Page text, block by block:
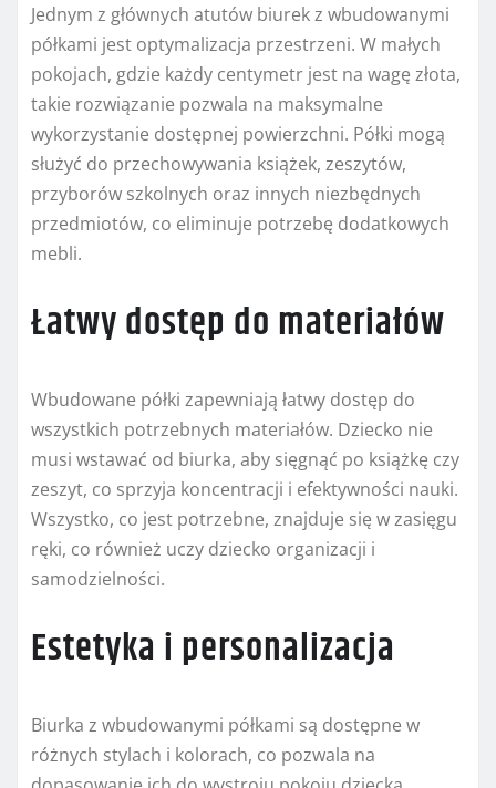
Jednym z głównych atutów biurek z wbudowanymi
półkami jest optymalizacja przestrzeni. W małych
pokojach, gdzie każdy centymetr jest na wagę złota,
takie rozwiązanie pozwala na maksymalne
wykorzystanie dostępnej powierzchni. Półki mogą
służyć do przechowywania książek, zeszytów,
przyborów szkolnych oraz innych niezbędnych
przedmiotów, co eliminuje potrzebę dodatkowych
mebli.
Łatwy dostęp do materiałów
Wbudowane półki zapewniają łatwy dostęp do
wszystkich potrzebnych materiałów. Dziecko nie
musi wstawać od biurka, aby sięgnąć po książkę czy
zeszyt, co sprzyja koncentracji i efektywności nauki.
Wszystko, co jest potrzebne, znajduje się w zasięgu
ręki, co również uczy dziecko organizacji i
samodzielności.
Estetyka i personalizacja
Biurka z wbudowanymi półkami są dostępne w
różnych stylach i kolorach, co pozwala na